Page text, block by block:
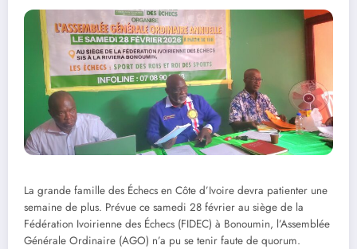
La grande famille des Échecs en Côte d’Ivoire devra patienter une
semaine de plus. Prévue ce samedi 28 février au siège de la
Fédération Ivoirienne des Échecs (FIDEC) à Bonoumin, l’Assemblée
Générale Ordinaire (AGO) n’a pu se tenir faute de quorum.